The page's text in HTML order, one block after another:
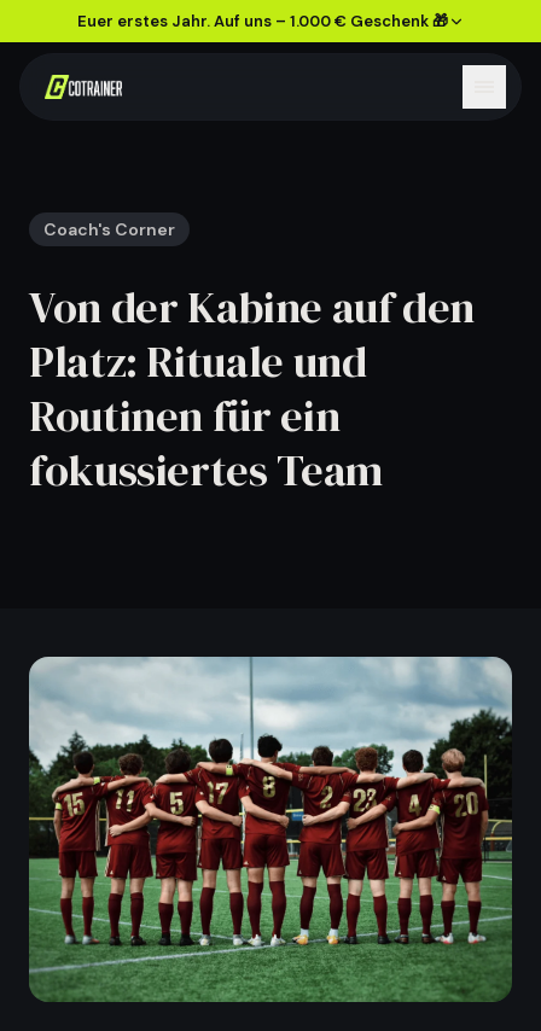
Euer erstes Jahr. Auf uns – 1.000 € Geschenk 🎁
Coach's Corner
Von der Kabine auf den
Platz: Rituale und
Routinen für ein
fokussiertes Team